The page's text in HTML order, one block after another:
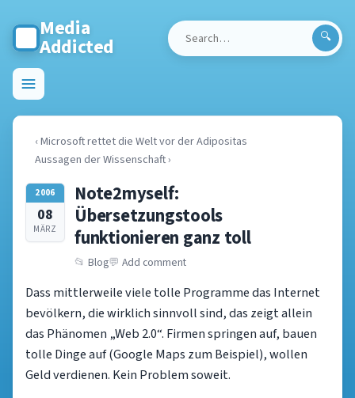
Media
Addicted
Search
Toggle
menu
‹ Microsoft rettet die Welt vor der Adipositas
Aussagen der Wissenschaft ›
2006
08
MÄRZ
Note2myself:
Übersetzungstools
funktionieren ganz toll
Blog Add comment
Dass mittlerweile viele tolle Programme das Internet
bevölkern, die wirklich sinnvoll sind, das zeigt allein
das Phänomen „Web 2.0“. Firmen springen auf, bauen
tolle Dinge auf (Google Maps zum Beispiel), wollen
Geld verdienen. Kein Problem soweit.